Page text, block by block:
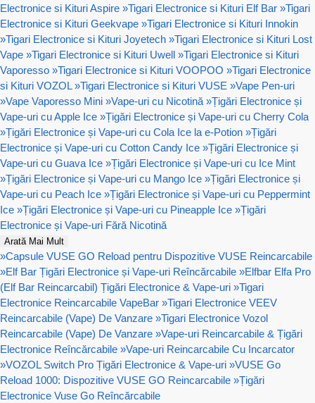
Electronice si Kituri Aspire »Tigari Electronice si Kituri Elf Bar »Tigari
Electronice si Kituri Geekvape »Tigari Electronice si Kituri Innokin
»Tigari Electronice si Kituri Joyetech »Tigari Electronice si Kituri Lost
Vape »Tigari Electronice si Kituri Uwell »Tigari Electronice si Kituri
Vaporesso »Tigari Electronice si Kituri VOOPOO »Tigari Electronice
si Kituri VOZOL »Tigari Electronice si Kituri VUSE »Vape Pen-uri
»Vape Vaporesso Mini »Vape-uri cu Nicotină »Țigări Electronice și
Vape-uri cu Apple Ice »Țigări Electronice și Vape-uri cu Cherry Cola
»Țigări Electronice și Vape-uri cu Cola Ice la e-Potion »Țigări
Electronice și Vape-uri cu Cotton Candy Ice »Țigări Electronice și
Vape-uri cu Guava Ice »Țigări Electronice și Vape-uri cu Ice Mint
»Țigări Electronice și Vape-uri cu Mango Ice »Țigări Electronice și
Vape-uri cu Peach Ice »Țigări Electronice și Vape-uri cu Peppermint
Ice »Țigări Electronice și Vape-uri cu Pineapple Ice »Țigări
Electronice și Vape-uri Fără Nicotină
Arată Mai Mult
»Capsule VUSE GO Reload pentru Dispozitive VUSE Reincarcabile
»Elf Bar Țigări Electronice și Vape-uri Reîncărcabile »Elfbar Elfa Pro
(Elf Bar Reincarcabil) Țigări Electronice & Vape-uri »Tigari
Electronice Reincarcabile VapeBar »Tigari Electronice VEEV
Reincarcabile (Vape) De Vanzare »Tigari Electronice Vozol
Reincarcabile (Vape) De Vanzare »Vape-uri Reincarcabile & Țigări
Electronice Reîncărcabile »Vape-uri Reincarcabile Cu Incarcator
»VOZOL Switch Pro Țigări Electronice & Vape-uri »VUSE Go
Reload 1000: Dispozitive VUSE GO Reincarcabile »Țigări
Electronice Vuse Go Reîncărcabile